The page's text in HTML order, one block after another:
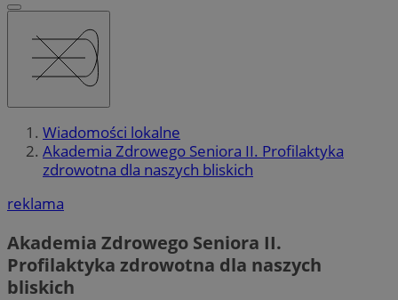
Wiadomości lokalne
Akademia Zdrowego Seniora II. Profilaktyka
zdrowotna dla naszych bliskich
reklama
Akademia Zdrowego Seniora II.
Profilaktyka zdrowotna dla naszych
bliskich